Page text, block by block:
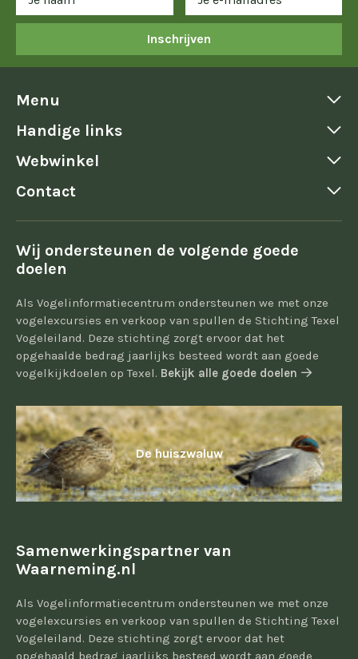
Inschrijven
Menu
Handige links
Webwinkel
Contact
Wij ondersteunen de volgende goede
doelen
Als Vogelinformatiecentrum ondersteunen we met onze
vogelexcursies en verkoop van spullen de Stichting Texel
Vogeleiland. Deze stichting zorgt ervoor dat het
opgehaalde bedrag jaarlijks besteed wordt aan goede
vogelkijkdoelen op Texel. Bekijk alle goede doelen
De huiszwaluw
Samenwerkingspartner van
Waarneming.nl
Als Vogelinformatiecentrum ondersteunen we met onze
vogelexcursies en verkoop van spullen de Stichting Texel
Vogeleiland. Deze stichting zorgt ervoor dat het
opgehaald bedrag jaarlijks besteed wordt aan goede